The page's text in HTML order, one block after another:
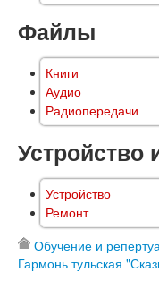
Файлы
Книги
Аудио
Радиопередачи
Устройство
Устройство
Ремонт
Обучение и
Гармонь тульская